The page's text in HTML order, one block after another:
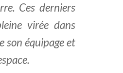
Ces derniers
virée dans
son équipage et